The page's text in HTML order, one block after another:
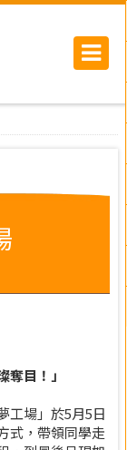
奪目！」
工場」於5月5日
式，帶領同學走